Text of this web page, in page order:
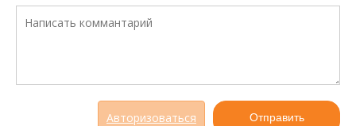
Авторизоваться Отправить